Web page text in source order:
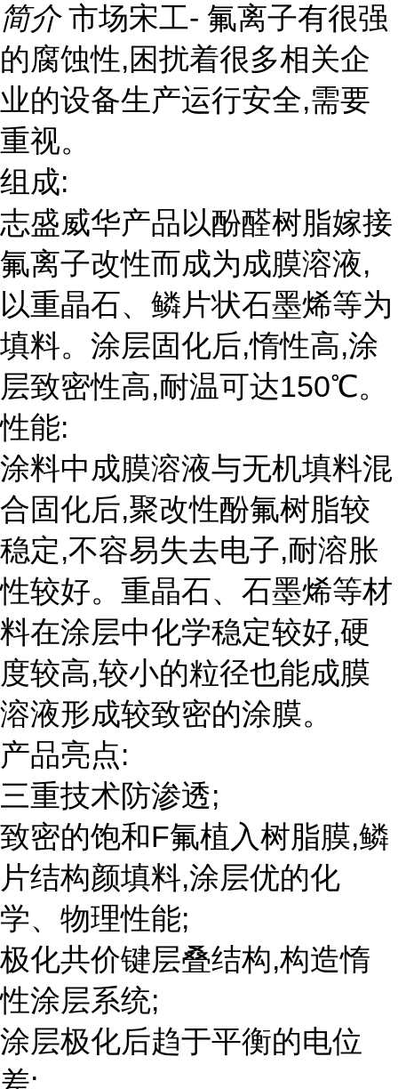
简介 市场宋工- 氟离子有很强
的腐蚀性,困扰着很多相关企
业的设备生产运行安全,需要
重视。
组成:
志盛威华产品以酚醛树脂嫁接
氟离子改性而成为成膜溶液,
以重晶石、鳞片状石墨烯等为
填料。涂层固化后,惰性高,涂
层致密性高,耐温可达150℃。
性能:
涂料中成膜溶液与无机填料混
合固化后,聚改性酚氟树脂较
稳定,不容易失去电子,耐溶胀
性较好。重晶石、石墨烯等材
料在涂层中化学稳定较好,硬
度较高,较小的粒径也能成膜
溶液形成较致密的涂膜。
产品亮点:
三重技术防渗透;
致密的饱和F氟植入树脂膜,鳞
片结构颜填料,涂层优的化
学、物理性能;
极化共价键层叠结构,构造惰
性涂层系统;
涂层极化后趋于平衡的电位
差;